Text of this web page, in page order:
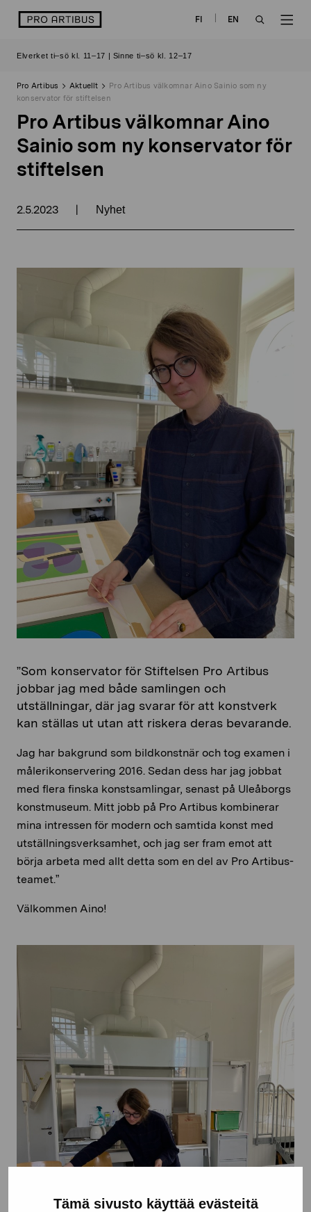
Tämä sivusto käyttää evästeitä
logo FI
EN
Elverket ti–sö kl. 11–17 | Sinne ti–sö kl. 12–17
Pro Artibus Aktuellt
Pro Artibus välkomnar Aino Sainio som ny
konservator för stiftelsen
Pro Artibus välkomnar Aino
Sainio som ny konservator för
stiftelsen
2.5.2023 | Nyhet
”Som konservator för Stiftelsen Pro Artibus
jobbar jag med både samlingen och
utställningar, där jag svarar för att konstverk
kan ställas ut utan att riskera deras bevarande.
Jag har bakgrund som bildkonstnär och tog examen i
målerikonservering 2016. Sedan dess har jag jobbat
med flera finska konstsamlingar, senast på Uleåborgs
konstmuseum. Mitt jobb på Pro Artibus kombinerar
mina intressen för modern och samtida konst med
utställningsverksamhet, och jag ser fram emot att
börja arbeta med allt detta som en del av Pro Artibus-
teamet.”
Välkommen Aino!